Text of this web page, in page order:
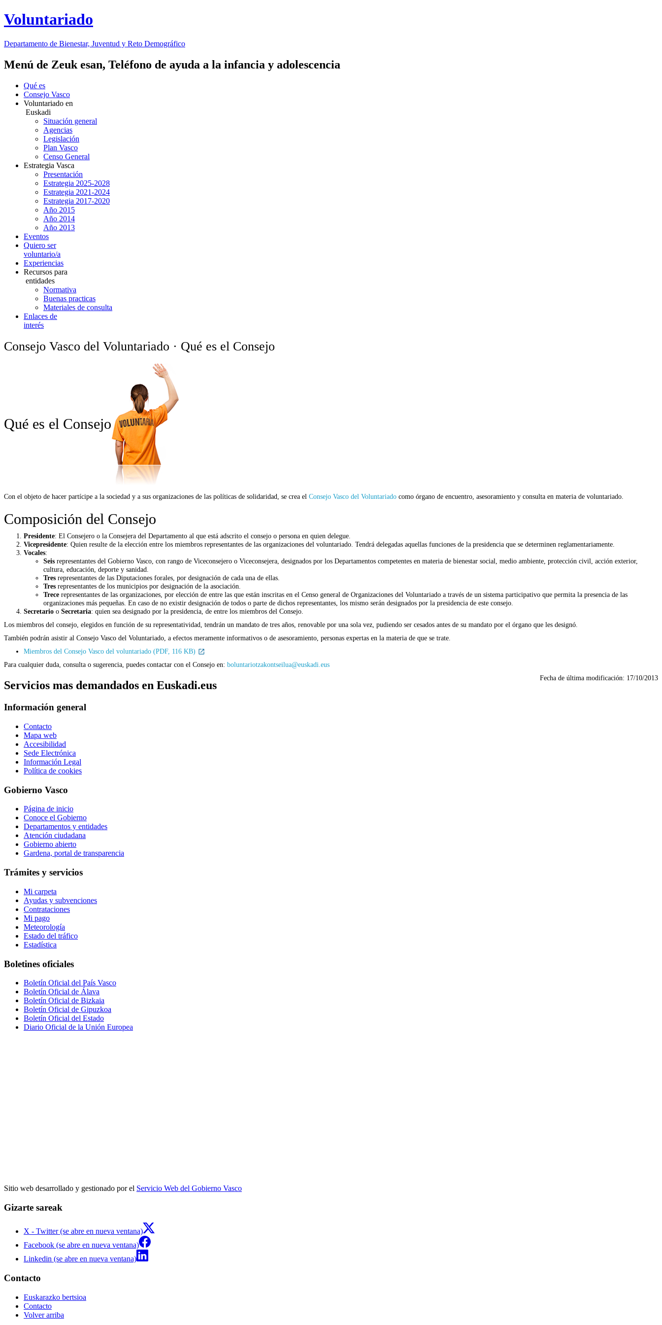
Voluntariado
Departamento de Bienestar, Juventud y Reto Demográfico
Menú de Zeuk esan, Teléfono de ayuda a la infancia y adolescencia
Qué es
Consejo Vasco
Voluntariado en
Euskadi
Situación general
Agencias
Legislación
Plan Vasco
Censo General
Estrategia Vasca
Presentación
Estrategia 2025-2028
Estrategia 2021-2024
Estrategia 2017-2020
Año 2015
Año 2014
Año 2013
Eventos
Quiero ser
voluntario/a
Experiencias
Recursos para
entidades
Normativa
Buenas practicas
Materiales de consulta
Enlaces de
interés
Consejo Vasco del Voluntariado · Qué es el Consejo
Qué es el Consejo
Con el objeto de hacer partícipe a la sociedad y a sus organizaciones de las políticas de solidaridad, se crea el Consejo Vasco del Voluntariado como órgano de encuentro, asesoramiento y consulta en materia de voluntariado.
Composición del Consejo
Presidente: El Consejero o la Consejera del Departamento al que está adscrito el consejo o persona en quien delegue.
Vicepresidente: Quien resulte de la elección entre los miembros representantes de las organizaciones del voluntariado. Tendrá delegadas aquellas funciones de la presidencia que se determinen reglamentariamente.
Vocales:
Seis representantes del Gobierno Vasco, con rango de Viceconsejero o Viceconsejera, designados por los Departamentos competentes en materia de bienestar social, medio ambiente, protección civil, acción exterior,
cultura, educación, deporte y sanidad.
Tres representantes de las Diputaciones forales, por designación de cada una de ellas.
Tres representantes de los municipios por designación de la asociación.
Trece representantes de las organizaciones, por elección de entre las que están inscritas en el Censo general de Organizaciones del Voluntariado a través de un sistema participativo que permita la presencia de las
organizaciones más pequeñas. En caso de no existir designación de todos o parte de dichos representantes, los mismo serán designados por la presidencia de este consejo.
Secretario o Secretaria: quien sea designado por la presidencia, de entre los miembros del Consejo.
Los miembros del consejo, elegidos en función de su representatividad, tendrán un mandato de tres años, renovable por una sola vez, pudiendo ser cesados antes de su mandato por el órgano que les designó.
También podrán asistir al Consejo Vasco del Voluntariado, a efectos meramente informativos o de asesoramiento, personas expertas en la materia de que se trate.
Miembros del Consejo Vasco del voluntariado (PDF, 116 KB)
Para cualquier duda, consulta o sugerencia, puedes contactar con el Consejo en: boluntariotzakontseilua@euskadi.eus
Fecha de última modificación: 17/10/2013
Servicios mas demandados en Euskadi.eus
Información general
Contacto
Mapa web
Accesibilidad
Sede Electrónica
Información Legal
Política de cookies
Gobierno Vasco
Página de inicio
Conoce el Gobierno
Departamentos y entidades
Atención ciudadana
Gobierno abierto
Gardena, portal de transparencia
Trámites y servicios
Mi carpeta
Ayudas y subvenciones
Contrataciones
Mi pago
Meteorología
Estado del tráfico
Estadística
Boletines oficiales
Boletín Oficial del País Vasco
Boletín Oficial de Álava
Boletín Oficial de Bizkaia
Boletín Oficial de Gipuzkoa
Boletín Oficial del Estado
Diario Oficial de la Unión Europea
Sitio web desarrollado y gestionado por el Servicio Web del Gobierno Vasco
Gizarte sareak
X - Twitter (se abre en nueva ventana)
Facebook (se abre en nueva ventana)
Linkedin (se abre en nueva ventana)
Contacto
Euskarazko bertsioa
Contacto
Volver arriba